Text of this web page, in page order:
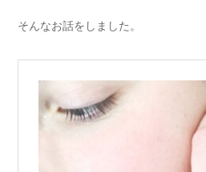
そんなお話をしました。